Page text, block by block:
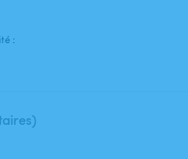
: